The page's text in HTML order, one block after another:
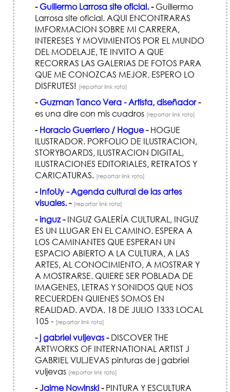
- Guillermo Larrosa site oficial.-Guillermo
Larrosa site oficial. AQUI ENCONTRARAS
IMFORMACION SOBRE MI CARRERA,
INTERESES Y MOVIMIENTOS POR EL MUNDO
DEL MODELAJE, TE INVITO A QUE
RECORRAS LAS GALERIAS DE FOTOS PARA
QUE ME CONOZCAS MEJOR. ESPERO LO
DISFRUTES! [reportar link roto]
- Guzman Tanco Vera - Artista, diseñador-
es una dire con mis cuadros [reportar link roto]
- Horacio Guerriero / Hogue-HOGUE
ILUSTRADOR. PORFOLIO DE ILUSTRACION,
STORYBOARDS, ILUSTRACION DIGITAL,
ILUSTRACIONES EDITORIALES, RETRATOS Y
CARICATURAS. [reportar link roto]
- InfoUy - Agenda cultural de las artes
visuales.- [reportar link roto]
-inguz-INGUZ GALERÍA CULTURAL, INGUZ
ES UN LLUGAR EN EL CAMINO. ESPERA A
LOS CAMINANTES QUE ESPERAN UN
ESPACIO ABIERTO A LA CULTURA, A LAS
ARTES, AL CONOCIMIENTO, A MOSTRAR Y
A MOSTRARSE. QUIERE SER POBLADA DE
IMAGENES, LETRAS Y SONIDOS QUE NOS
RECUERDEN QUIENES SOMOS EN
REALIDAD. AVDA. 18 DE JULIO 1333 LOCAL
105 - [reportar link roto]
-j gabriel vuljevas-DISCOVER THE
ARTWORKS OF INTERNATIONAL ARTIST J
GABRIEL VULJEVAS pinturas de j gabriel
vuljevas [reportar link roto]
-Jaime Nowinski-PINTURA Y ESCULTURA